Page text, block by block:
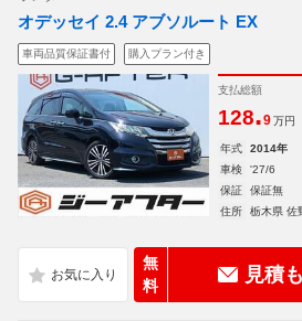
オデッセイ 2.4 アブソルート EX
車両品質保証書付 購入プラン付き
支払総額
128.9 万円
年式 2014年
車検
'27/6
保証
保証無
住所
栃木県 佐
無
料
見積